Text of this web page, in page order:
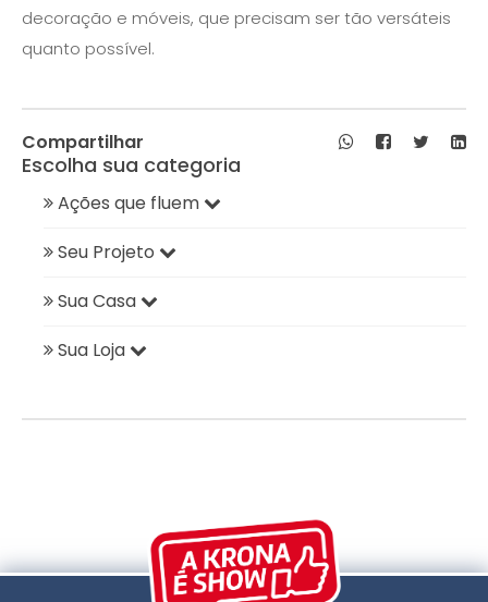
decoração e móveis, que precisam ser tão versáteis
quanto possível.
Compartilhar
Escolha sua categoria
Ações que fluem
Seu Projeto
Sua Casa
Sua Loja